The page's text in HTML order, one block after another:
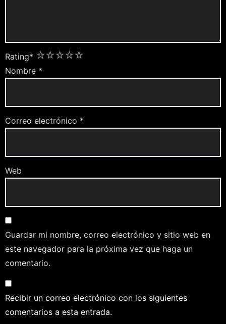
Rating* 5
4
3
2
1
Nombre *
Correo electrónico *
Web
Guardar mi nombre, correo electrónico y sitio web en
este navegador para la próxima vez que haga un
comentario.
Recibir un correo electrónico con los siguientes
comentarios a esta entrada.